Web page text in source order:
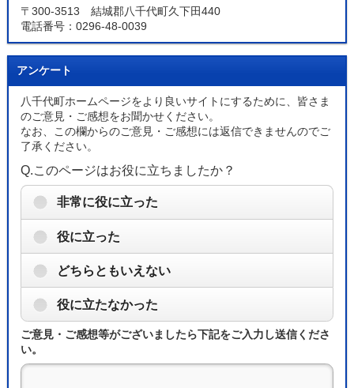
〒300-3513 結城郡八千代町久下田440
電話番号：0296-48-0039
アンケート
八千代町ホームページをより良いサイトにするために、皆さま
のご意見・ご感想をお聞かせください。
なお、この欄からのご意見・ご感想には返信できませんのでご
了承ください。
Q.このページはお役に立ちましたか？
非常に役に立った
役に立った
どちらともいえない
役に立たなかった
ご意見・ご感想等がございましたら下記をご入力し送信くださ
い。